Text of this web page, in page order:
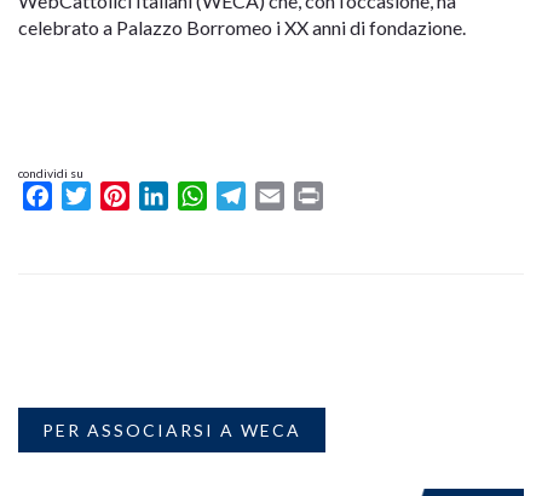
celebrato a Palazzo Borromeo i XX anni di fondazione.
condividi su
FacebookTwitterPinterestLinkedInWhatsAppTelegram
Email
PER ASSOCIARSI A WECA